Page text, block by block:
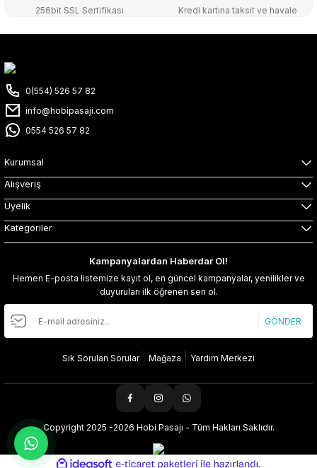
256bit SSL Sertifikası
Kredi kartına taksit ve havale
0(554) 526 57 82
info@hobipasaji.com
0554 526 57 82
Kurumsal
Alışveriş
Üyelik
Kategoriler
Kampanyalardan Haberdar Ol!
Hemen E-posta listemize kayıt ol, en güncel kampanyalar, yenilikler ve
duyuruları ilk öğrenen sen ol.
GÖNDER
Sık Sorulan Sorular Mağaza Yardım Merkezi
Copyright 2025 -2026 Hobi Pasajı - Tüm Hakları Saklıdır.
ideasoft e-